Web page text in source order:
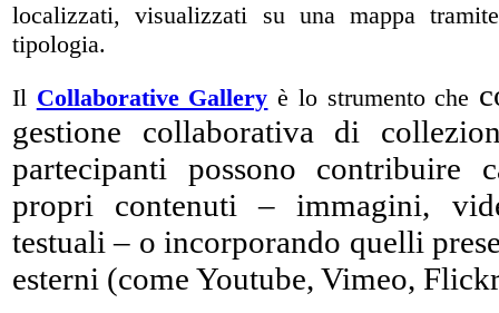
localizzati, visualizzati su una mappa
tipologia.
Il Collaborative Gallery è lo strumento che
gestione collaborativa di
partecipanti possono contribuire
propri contenuti – immagini,
testuali – o incorporando quelli
esterni (come Youtube, Vimeo,